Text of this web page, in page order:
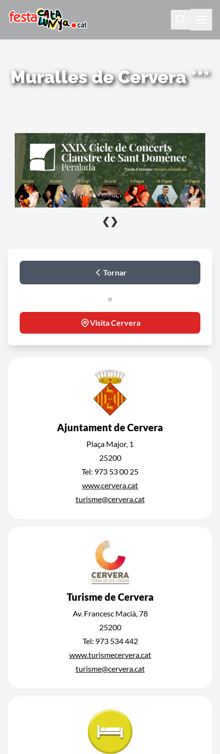
Muralles de Cervera ***
❮ ❯
Tornar
o
Visita Cervera
Ajuntament de Cervera
Plaça Major, 1
25200
Tel: 973 53 00 25
www.cervera.cat
turisme@cervera.cat
Turisme de Cervera
Av. Francesc Macià, 78
25200
Tel: 973 534 442
www.turismecervera.cat
turisme@cervera.cat